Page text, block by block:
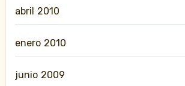
abril 2010
enero 2010
junio 2009